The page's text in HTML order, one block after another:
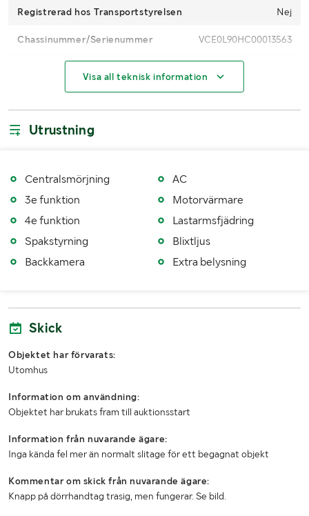
Registrerad hos Transportstyrelsen Nej
Chassinummer/Serienummer VCE0L90HC00013563
Maxhastighet (km/h)
Drivning
AdBlue Ja, men urkopplat
År på däck
Redskapsfäste
Antal nycklar
Visa all teknisk information
Utrustning
Centralsmörjning
3e funktion
4e funktion
Spakstyrning
Backkamera
AC
Motorvärmare
Lastarmsfjädring
Blixtljus
Extra belysning
Skick
Objektet har förvarats:
Utomhus
Information om användning:
Objektet har brukats fram till auktionsstart
Information från nuvarande ägare:
Inga kända fel mer än normalt slitage för ett begagnat objekt
Kommentar om skick från nuvarande ägare:
Knapp på dörrhandtag trasig, men fungerar. Se bild.